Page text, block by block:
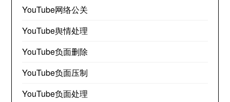
YouTube网络公关
YouTube舆情处理
YouTube负面删除
YouTube负面压制
YouTube负面处理